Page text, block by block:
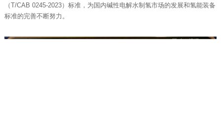
（T/CAB 0245-2023）标准，为国内碱性电解水制氢市场的发展和氢能装备
标准的完善不断努力。